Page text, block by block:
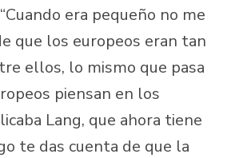
era pequeño no me
que los europeos eran tan
ellos, lo mismo que pasa
piensan en los
Lang, que ahora tiene
te das cuenta de que la